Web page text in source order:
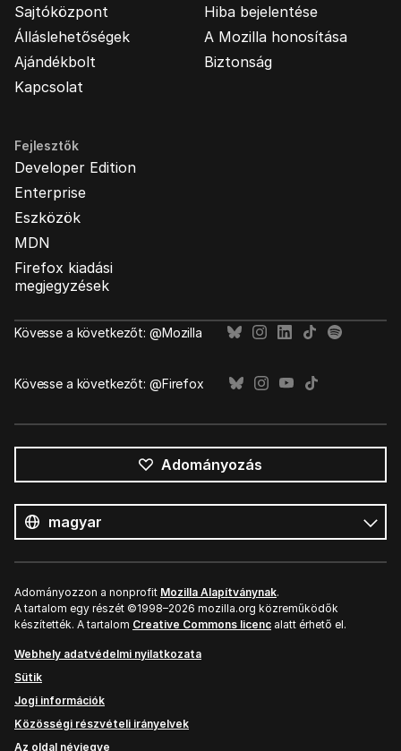
Sajtóközpont
Álláslehetőségek
Ajándékbolt
Kapcsolat
Hiba bejelentése
A Mozilla honosítása
Biztonság
Fejlesztők
Developer Edition
Enterprise
Eszközök
MDN
Firefox kiadási
megjegyzések
Kövesse a következőt: @Mozilla
Kövesse a következőt: @Firefox
Adományozás
nyelv
Nyelv
Adományozzon a nonprofit Mozilla Alapítványnak.
A tartalom egy részét ©1998–2026 mozilla.org közreműködők
készítették. A tartalom Creative Commons licenc alatt érhető el.
Webhely adatvédelmi nyilatkozata
Sütik
Jogi információk
Közösségi részvételi irányelvek
Az oldal névjegye